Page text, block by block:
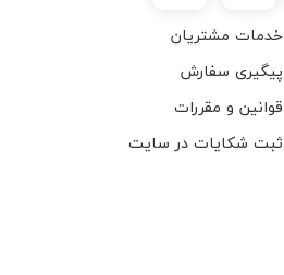
خدمات مشتریان
پیگیری سفارش
قوانین و مقررات
ثبت شکایات در سایت